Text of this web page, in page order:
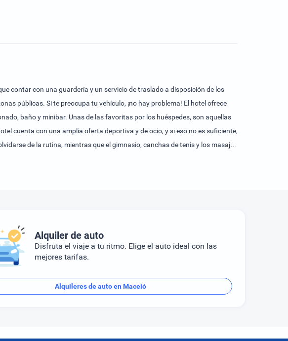
contar con una guardería y un servicio de traslado a disposición de los
públicas. Si te preocupa tu vehículo, ¡no hay problema! El hotel ofrece
baño y minibar. Unas de las favoritas por los huéspedes, son aquellas
cuenta con una amplia oferta deportiva y de ocio, y si eso no es suficiente,
de la rutina, mientras que el gimnasio, canchas de tenis y los masajes
Alquiler de auto
Disfruta el viaje a tu ritmo. Elige el auto ideal con las
mejores tarifas.
Alquileres de auto en Maceió